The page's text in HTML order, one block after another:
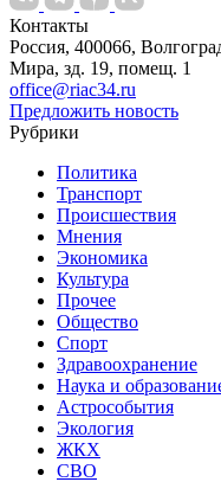
Контакты
Россия, 400066,
Мира, зд. 19, помещ. 1
office@riac34.ru
Предложить новость
Рубрики
Политика
Транспорт
Происшествия
Мнения
Экономика
Культура
Прочее
Общество
Спорт
Здравоохранение
Наука и
Астрособытия
Экология
ЖКХ
СВО